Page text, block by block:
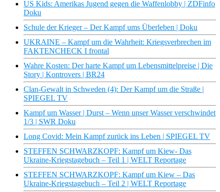
US Kids: Amerikas Jugend gegen die Waffenlobby | ZDFinfo
Doku
Schule der Krieger – Der Kampf ums Überleben | Doku
UKRAINE – Kampf um die Wahrheit: Kriegsverbrechen im
FAKTENCHECK I frontal
Wahre Kosten: Der harte Kampf um Lebensmittelpreise | Die
Story | Kontrovers | BR24
Clan-Gewalt in Schweden (4): Der Kampf um die Straße |
SPIEGEL TV
Kampf um Wasser | Durst – Wenn unser Wasser verschwindet
1/3 | SWR Doku
Long Covid: Mein Kampf zurück ins Leben | SPIEGEL TV
STEFFEN SCHWARZKOPF: Kampf um Kiew- Das
Ukraine-Kriegstagebuch – Teil 1 | WELT Reportage
STEFFEN SCHWARZKOPF: Kampf um Kiew – Das
Ukraine-Kriegstagebuch – Teil 2 | WELT Reportage